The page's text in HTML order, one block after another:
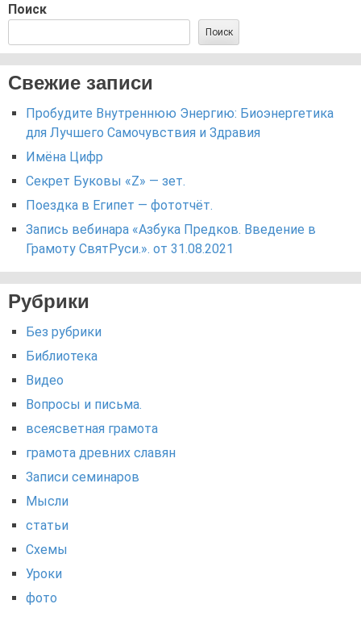
Поиск
Поиск
Свежие записи
Пробудите Внутреннюю Энергию: Биоэнергетика
для Лучшего Самочувствия и Здравия
Имёна Цифр
Секрет Буковы «Z» — зет.
Поездка в Египет — фототчёт.
Запись вебинара «Азбука Предков. Введение в
Грамоту СвятРуси.». от 31.08.2021
Рубрики
Без рубрики
Библиотека
Видео
Вопросы и письма.
всеясветная грамота
грамота древних славян
Записи семинаров
Мысли
статьи
Схемы
Уроки
фото